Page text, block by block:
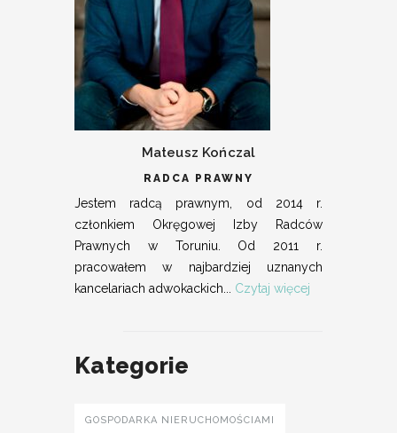
Mateusz Kończal
RADCA PRAWNY
Jestem radcą prawnym, od 2014 r.
członkiem Okręgowej Izby Radców
Prawnych w Toruniu. Od 2011 r.
pracowałem w najbardziej uznanych
kancelariach adwokackich... Czytaj więcej
Kategorie
GOSPODARKA NIERUCHOMOŚCIAMI